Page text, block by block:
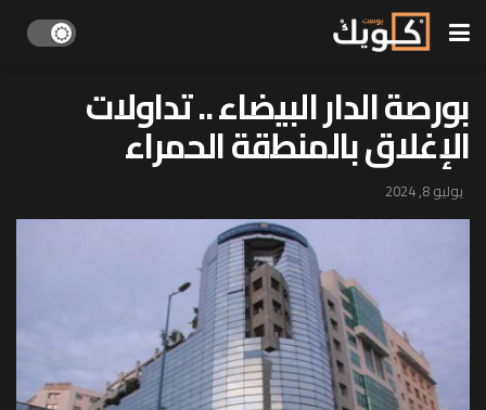
بورصة الدار البيضاء .. تداولات
الإغلاق بالمنطقة الحمراء
يوليو 8, 2024